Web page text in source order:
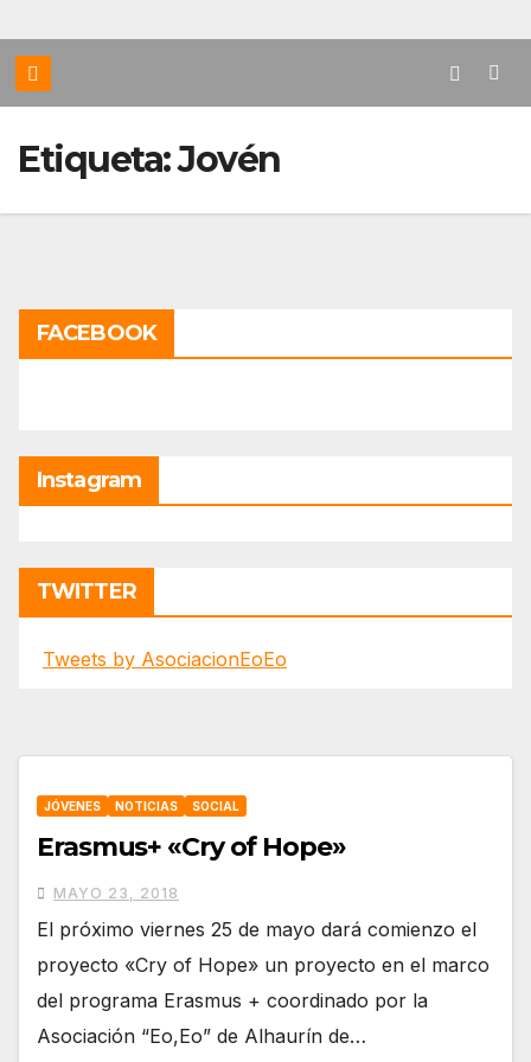
Etiqueta:Jovén
FACEBOOK
Instagram
TWITTER
Tweets by AsociacionEoEo
JÓVENES NOTICIAS SOCIAL
Erasmus+ «Cry of Hope»
MAYO 23, 2018
El próximo viernes 25 de mayo dará comienzo el
proyecto «Cry of Hope» un proyecto en el marco
del programa Erasmus + coordinado por la
Asociación “Eo,Eo” de Alhaurín de…